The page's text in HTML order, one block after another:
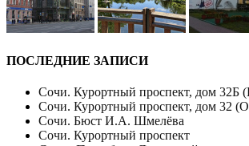
ПОСЛЕДНИЕ ЗАПИСИ
Сочи. Курортный проспект, дом 32Б
Сочи. Курортный проспект, дом 32
Сочи. Бюст И.А. Шмелёва
Сочи. Курортный проспект